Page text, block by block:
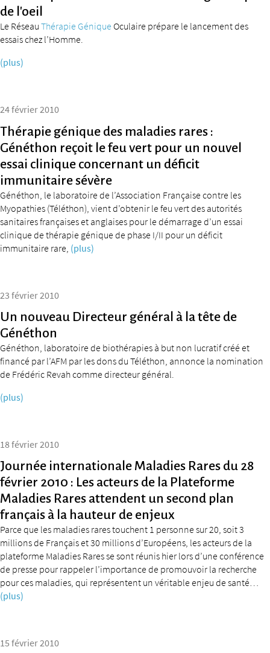
de l’oeil
Le Réseau Thérapie Génique Oculaire prépare le lancement des
essais chez l’Homme.
(plus)
24 février 2010
Thérapie génique des maladies rares :
Généthon reçoit le feu vert pour un nouvel
essai clinique concernant un déficit
immunitaire sévère
Généthon, le laboratoire de l’Association Française contre les
Myopathies (Téléthon), vient d’obtenir le feu vert des autorités
sanitaires françaises et anglaises pour le démarrage d’un essai
clinique de thérapie génique de phase I/II pour un déficit
immunitaire rare, (plus)
23 février 2010
Un nouveau Directeur général à la tête de
Généthon
Généthon, laboratoire de biothérapies à but non lucratif créé et
financé par l’AFM par les dons du Téléthon, annonce la nomination
de Frédéric Revah comme directeur général.
(plus)
18 février 2010
Journée internationale Maladies Rares du 28
février 2010 : Les acteurs de la Plateforme
Maladies Rares attendent un second plan
français à la hauteur de enjeux
Parce que les maladies rares touchent 1 personne sur 20, soit 3
millions de Français et 30 millions d’Européens, les acteurs de la
plateforme Maladies Rares se sont réunis hier lors d’une conférence
de presse pour rappeler l’importance de promouvoir la recherche
pour ces maladies, qui représentent un véritable enjeu de santé…
(plus)
15 février 2010